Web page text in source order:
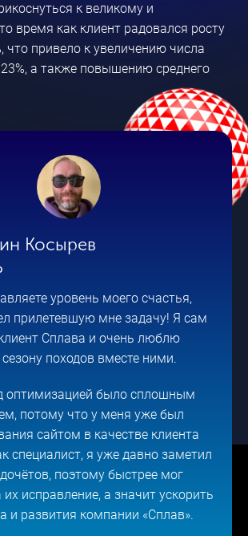
к великому и
время как клиент радовался росту
что привело к увеличению числа
23%, а также повышению среднего
Косырев
уровень моего счастья,
прилетевшую мне задачу! Я сам
Сплава и очень люблю
сезону походов вместе ними.
оптимизацией было сплошным
потому что у меня уже был
сайтом в качестве клиента
специалист, я уже давно заметил
поэтому быстрее мог
их исправление, а значит ускорить
и развития компании «Сплав».